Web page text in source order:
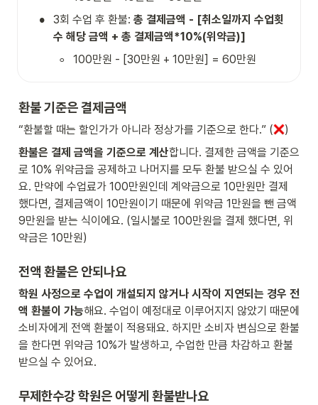
• 3회 수업 후 환불: 총 결제금액 - [취소일까지 수업횟
수 해당 금액 + 총 결제금액*10%(위약금)]
◦ 100만원 - [30만원 + 10만원] = 60만원
환불 기준은 결제금액
“환불할 때는 할인가가 아니라 정상가를 기준으로 한다.” (
)
환불은 결제 금액을 기준으로 계산합니다. 결제한 금액을 기준으
로 10% 위약금을 공제하고 나머지를 모두 환불 받으실 수 있어
요. 만약에 수업료가 100만원인데 계약금으로 10만원만 결제
했다면, 결제금액이 10만원이기 때문에 위약금 1만원을 뺀 금액
9만원을 받는 식이에요. (일시불로 100만원을 결제 했다면, 위
약금은 10만원)
전액 환불은 안되나요
학원 사정으로 수업이 개설되지 않거나 시작이 지연되는 경우 전
액 환불이 가능해요. 수업이 예정대로 이루어지지 않았기 때문에
소비자에게 전액 환불이 적용돼요. 하지만 소비자 변심으로 환불
을 한다면 위약금 10%가 발생하고, 수업한 만큼 차감하고 환불
받으실 수 있어요.
무제한수강 학원은 어떻게 환불받나요